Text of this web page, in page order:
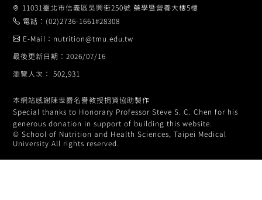
11031臺北市信義區吳興街250號 藥學暨營養大樓5樓
電話：(02)2736-1661#28308
瀏覽人次： 502,931
E-Mail：nutrition@tmu.edu.tw
最後更新日期：2026/07/16
本網站感謝陳世爵名譽教授捐資協助製作
Special thanks to Honorary Professor Steve S. C. Chen for his
generous donation in support of building this website.
© School of Nutrition and Health Sciences, Taipei Medical
University All rights reserved.